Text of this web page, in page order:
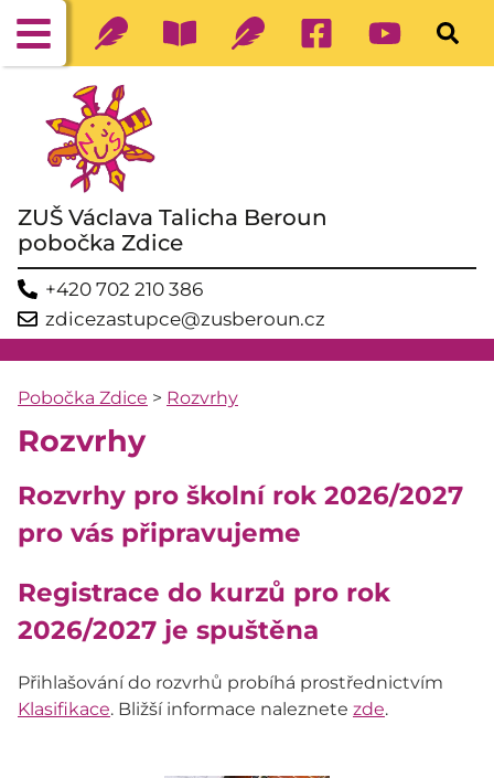
ZUŠ Václava Talicha Beroun
pobočka Zdice
+420 702 210 386
zdicezastupce@zusberoun.cz
Pobočka Zdice > Rozvrhy
Rozvrhy
Rozvrhy pro školní rok 2026/2027
pro vás připravujeme
Registrace do kurzů pro rok
2026/2027 je spuštěna
Přihlašování do rozvrhů probíhá prostřednictvím
Klasifikace. Bližší informace naleznete zde.